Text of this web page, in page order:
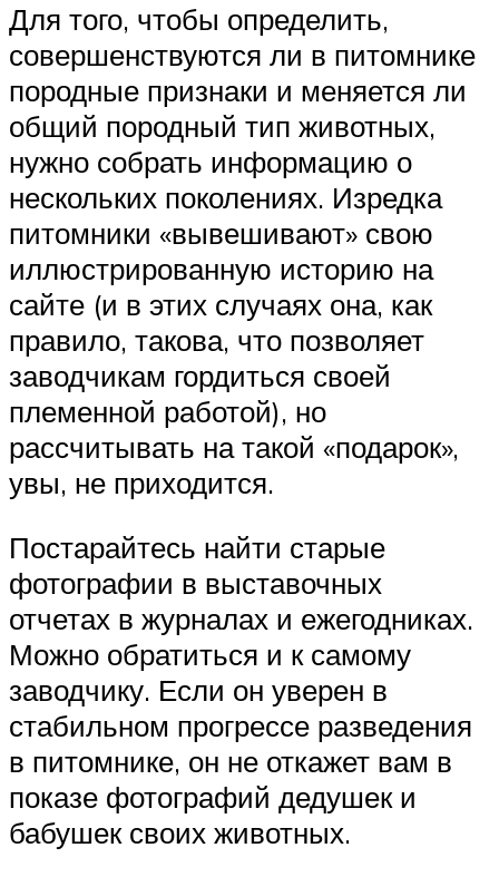
Для того, чтобы определить,
совершенствуются ли в питомнике
породные признаки и меняется ли
общий породный тип животных,
нужно собрать информацию о
нескольких поколениях. Изредка
питомники «вывешивают» свою
иллюстрированную историю на
сайте (и в этих случаях она, как
правило, такова, что позволяет
заводчикам гордиться своей
племенной работой), но
рассчитывать на такой «подарок»,
увы, не приходится.
Постарайтесь найти старые
фотографии в выставочных
отчетах в журналах и ежегодниках.
Можно обратиться и к самому
заводчику. Если он уверен в
стабильном прогрессе разведения
в питомнике, он не откажет вам в
показе фотографий дедушек и
бабушек своих животных.